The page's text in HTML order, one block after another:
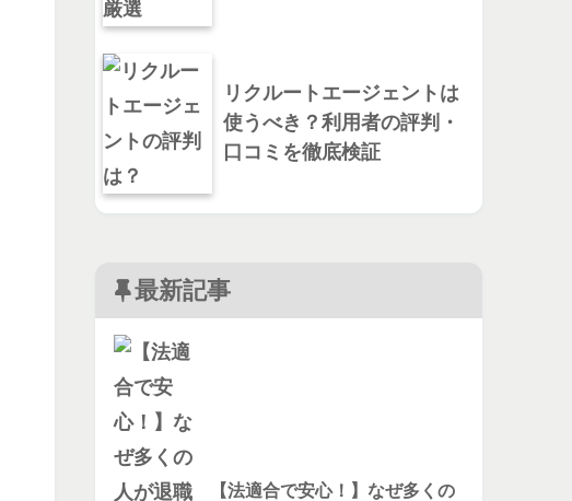
リクルートエージェントは
使うべき？利用者の評判・
口コミを徹底検証
最新記事
【法適合で安心！】なぜ多くの